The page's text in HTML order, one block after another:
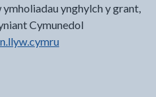
ynghylch y grant,
Cymunedol